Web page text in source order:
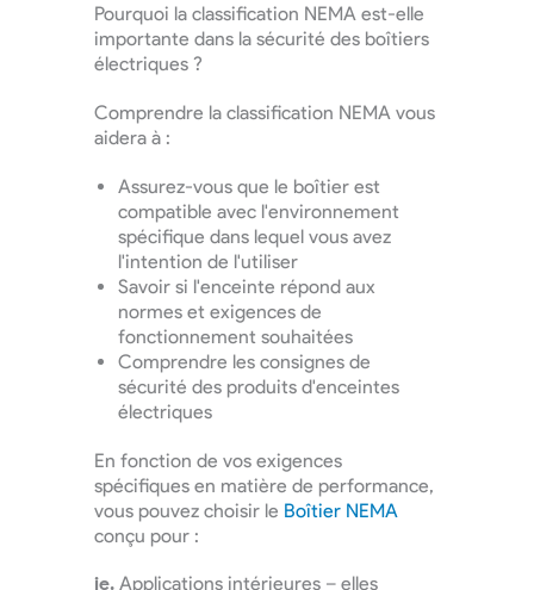
Pourquoi la classification NEMA est-elle
importante dans la sécurité des boîtiers
électriques ?
Comprendre la classification NEMA vous
aidera à :
Assurez-vous que le boîtier est
compatible avec l'environnement
spécifique dans lequel vous avez
l'intention de l'utiliser
Savoir si l'enceinte répond aux
normes et exigences de
fonctionnement souhaitées
Comprendre les consignes de
sécurité des produits d'enceintes
électriques
En fonction de vos exigences
spécifiques en matière de performance,
vous pouvez choisir le Boîtier NEMA
conçu pour :
je. Applications intérieures – elles